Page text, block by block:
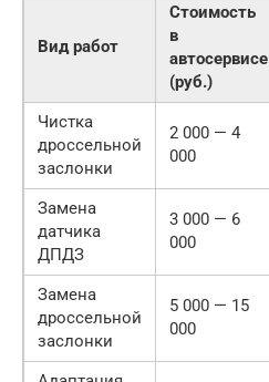
Вид работ
Стоимость
в
автосервисе
(руб.)
Чистка
дроссельной
заслонки
2 000 — 4
000
Замена
датчика
ДПДЗ
3 000 — 6
000
Замена
дроссельной
заслонки
5 000 — 15
000